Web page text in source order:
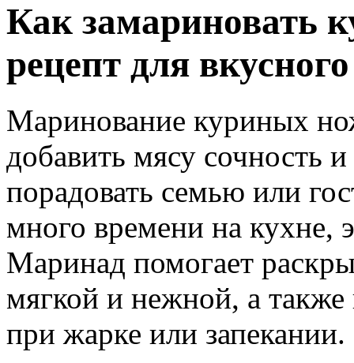
Как замариновать
рецепт для
Маринование куриных
добавить мясу сочность
порадовать семью или
много времени на кухне,
Маринад помогает
мягкой и нежной, а
при жарке или запекании.